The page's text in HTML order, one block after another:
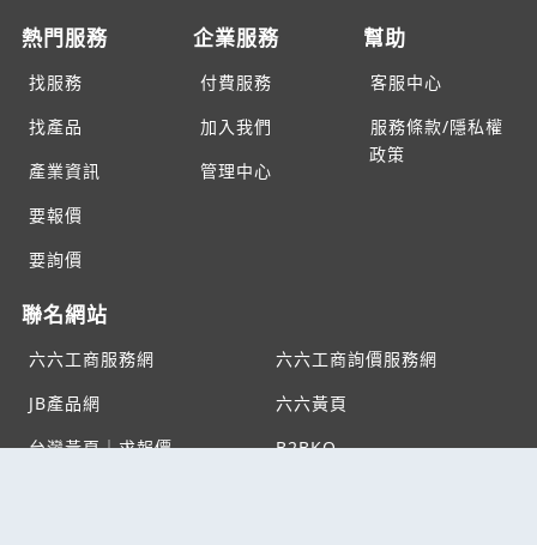
熱門服務
找服務
找產品
產業資訊
要報價
要詢價
企業服務
付費服務
加入我們
管理中心
幫助
客服中心
服務條款/隱私權
政策
聯名網站
六六工商服務網
六六工商詢價服務網
JB產品網
六六黃頁
台灣黃頁｜求報價
B2BKO